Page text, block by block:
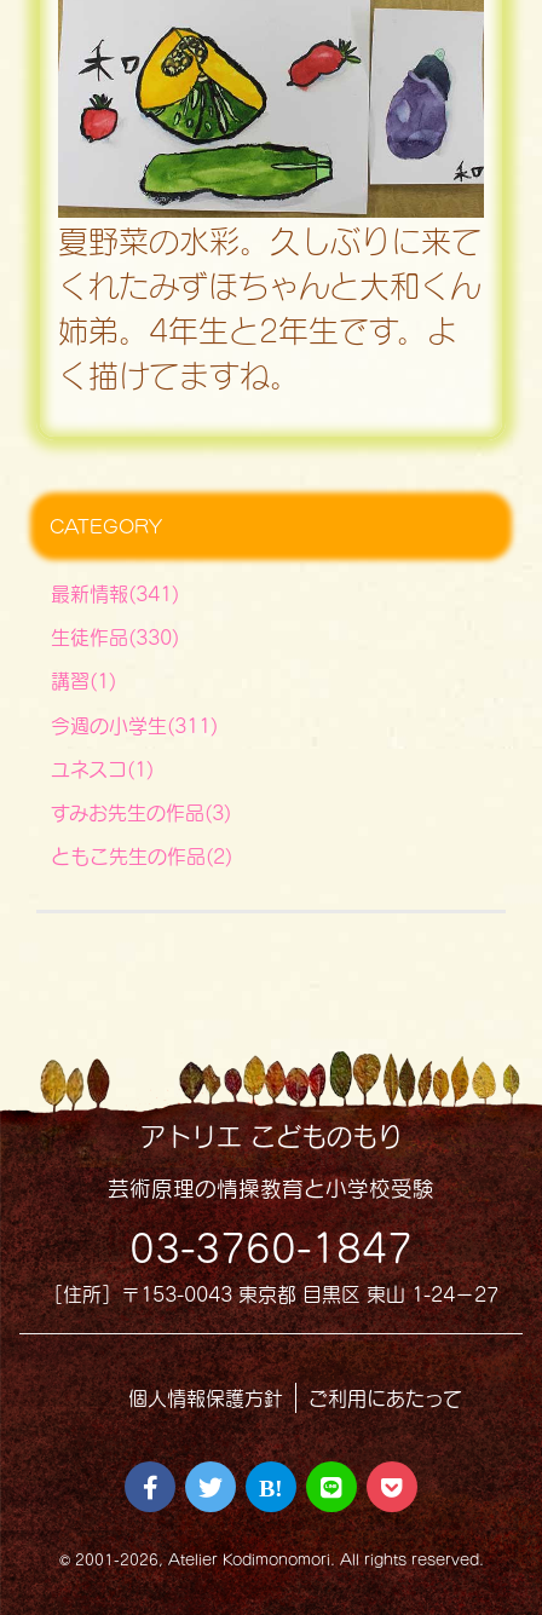
夏野菜の水彩。久しぶりに来て
くれたみずほちゃんと大和くん
姉弟。4年生と2年生です。よ
く描けてますね。
CATEGORY
最新情報(341)
生徒作品(330)
講習(1)
今週の小学生(311)
ユネスコ(1)
すみお先生の作品(3)
ともこ先生の作品(2)
アトリエ こどものもり
芸術原理の情操教育と小学校受験
03-3760-1847
［住所］〒153-0043 東京都 目黒区 東山 1-24−27
個人情報保護方針 ご利用にあたって
© 2001-2026, Atelier Kodimonomori. All rights reserved.